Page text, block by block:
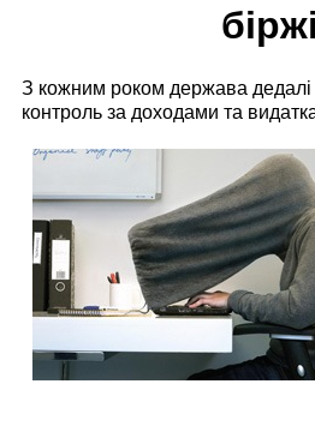
біржі
З кожним роком держава
контроль за доходами та